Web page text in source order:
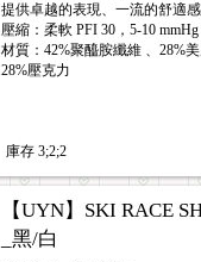
提供卓越的表現、一流的舒適
壓縮：柔軟 PFI 30，5-10 mmHg
材質：42%聚醯胺纖維 、28%美
28%壓克力
庫存 3;2;2
【UYN】SKI RACE
_黑/白